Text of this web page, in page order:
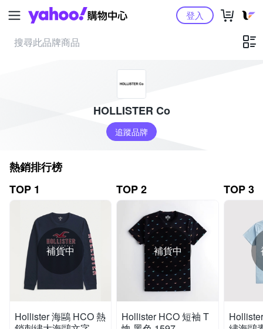
Yahoo購物中心登入
HOLLISTER Co
追蹤品牌
熱銷排行榜
TOP 1
補貨中
Hollister 海鷗 HCO 熱
TOP 2
補貨中
Hollister HCO 短袖 T
TOP 3